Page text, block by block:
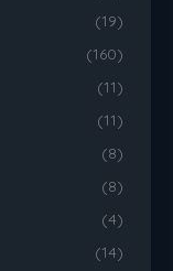
(19)
(160)
(11)
(11)
(8)
(8)
(4)
(14)